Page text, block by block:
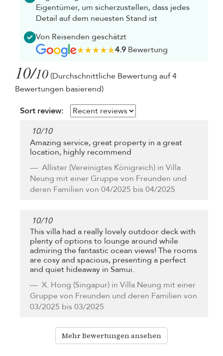
Eigentümer, um sicherzustellen, dass jedes
Detail auf dem neuesten Stand ist
Von Reisenden geschätzt
4.9Bewertung
10/10 (Durchschnittliche Bewertung auf 4
Bewertungen basierend)
Sort review:
10/10
Amazing service, great property in a great
location, highly recommend
Allister (Vereinigtes Königreich) in Villa
Neung mit einer Gruppe von Freunden und
deren Familien von 04/2025 bis 04/2025
10/10
This villa had a really lovely outdoor deck with
plenty of options to lounge around while
admiring the fantastic ocean views! The rooms
are cosy and spacious, presenting a perfect
and quiet hideaway in Samui.
X. Hong (Singapur) in Villa Neung mit einer
Gruppe von Freunden und deren Familien von
03/2025 bis 03/2025
Mehr Bewertungen ansehen